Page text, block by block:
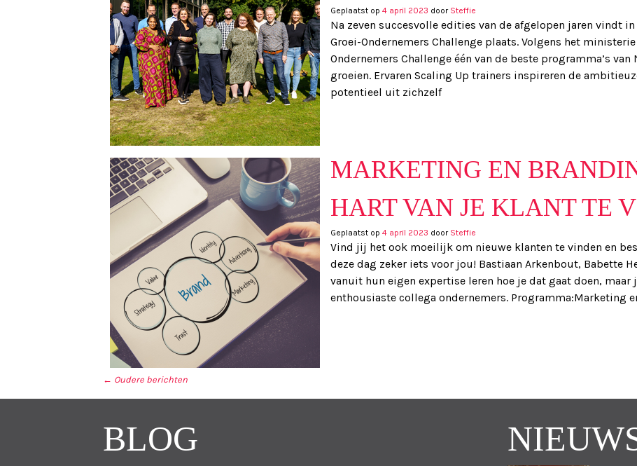
Geplaatst op 4 april 2023 door Steffie
Na zeven succesvolle edities van de afgelopen jaren vindt
Groei-Ondernemers Challenge plaats. Volgens het
Ondernemers Challenge één van de beste programma’s
groeien. Ervaren Scaling Up trainers inspireren de
potentieel uit zichzelf
MARKETING EN
HART VAN JE KLANT TE
Geplaatst op 4 april 2023 door Steffie
Vind jij het ook moeilijk om nieuwe klanten te vinden en
deze dag zeker iets voor jou! Bastiaan Arkenbout, Babette
vanuit hun eigen expertise leren hoe je dat gaat doen, maar
enthousiaste collega ondernemers. Programma:Marketing
BERICHT NAVIGATIE
← Oudere berichten
BLOG